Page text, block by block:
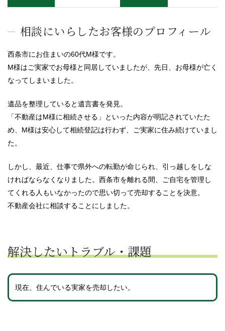
相談にいらしたお客様のプロフィール
西条市にお住まいの60代M様です。
M様はご実家でお母様と同居していましたが、先日、お母様が亡く
なってしまいました。
遺品を整理していると遺言書を発見。
「不動産はM様に相続させる」といった内容が明記されていたた
め、M様は安心して相続登記は行わず、ご実家に住み続けていまし
た。
しかし、最近、仕事で県外への転勤が命じられ、引っ越しをしな
ければならなくなりました。西条市を離れる間、ご自宅を管理し
てくれる人もいなかったので思い切って売却することを決意。
不動産会社に相談することにしました。
解決したいトラブル・課題
現在、住んでいる実家を売却したい。